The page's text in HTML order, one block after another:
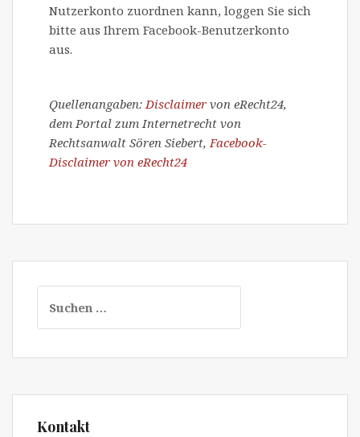
Nutzerkonto zuordnen kann, loggen Sie sich
bitte aus Ihrem Facebook-Benutzerkonto
aus.
Quellenangaben: Disclaimer von eRecht24,
dem Portal zum Internetrecht von
Rechtsanwalt Sören Siebert, Facebook-
Disclaimer von eRecht24
nach:
Kontakt